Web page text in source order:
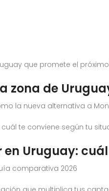
zona de
la nueva alternativa a
Uruguay:
comparativa 2026